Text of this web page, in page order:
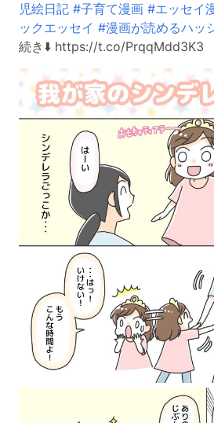
児絵日記 #子育て漫画 #エッセイ
ックエッセイ #漫画が読めるハッ
続き⬇️ https://t.co/PrqqMdd3K3